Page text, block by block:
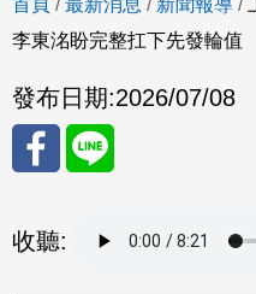
首頁 /最新消息 / 新聞報導 /
李東洺盼完整扛下先發輪值
發布日期:2026/07/08
至
收聽: